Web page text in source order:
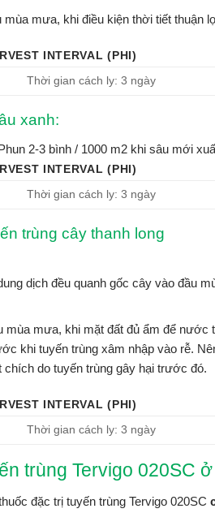
mưa, khi điều kiện thời tiết thuận
INTERVAL (PHI)
Thời gian cách ly: 3 ngày
xanh:
2-3 bình / 1000 m2 khi sâu mới
INTERVAL (PHI)
Thời gian cách ly: 3 ngày
trùng cây thanh long
dịch đều quanh gốc cây vào đầu
mưa, khi mặt đất đủ ẩm để nước
khi tuyến trùng xâm nhập vào rễ.
chích do tuyến trùng gây hại trước đó.
INTERVAL (PHI)
Thời gian cách ly: 3 ngày
trùng Tervigo 020SC
đặc trị tuyến trùng Tervigo 020SC